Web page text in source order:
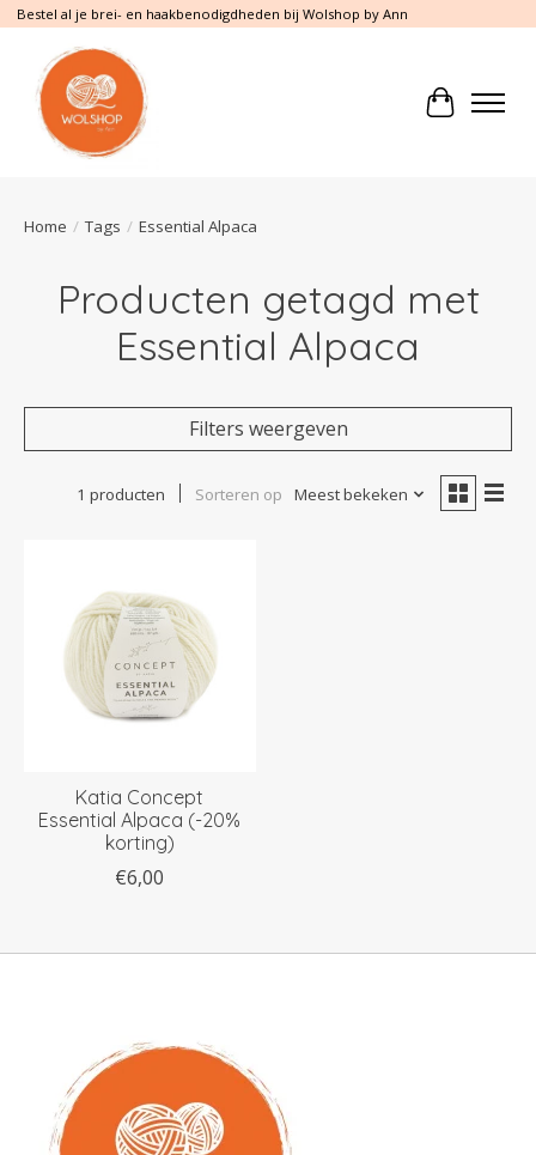
Bestel al je brei- en haakbenodigdheden bij Wolshop by Ann
Home / Tags / Essential Alpaca
Producten getagd met
Essential Alpaca
Filters weergeven
1 producten Sorteren op Meest bekeken
Katia Concept
Essential Alpaca (-20%
korting)
€6,00